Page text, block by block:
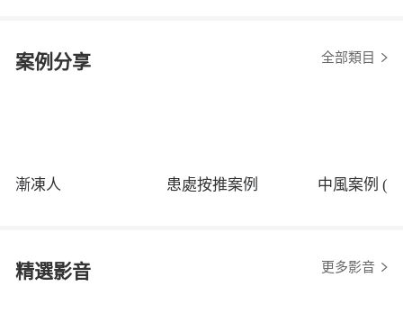
案例分享 全部類目
漸凍人 患處按推案例 中風案例 (
精選影音 更多影音